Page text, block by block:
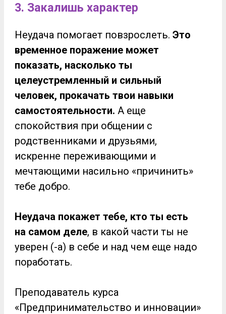
3. Закалишь характер
Неудача помогает повзрослеть. Это
временное поражение может
показать, насколько ты
целеустремленный и сильный
человек, прокачать твои навыки
самостоятельности. А еще
спокойствия при общении с
родственниками и друзьями,
искренне переживающими и
мечтающими насильно «причинить»
тебе добро.
Неудача покажет тебе, кто ты есть
на самом деле, в какой части ты не
уверен (-а) в себе и над чем еще надо
поработать.
Преподаватель курса
«Предпринимательство и инновации»